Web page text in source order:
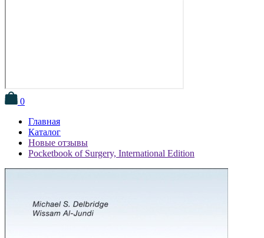
0
Главная
Каталог
Новые отзывы
Pocketbook of Surgery, International Edition